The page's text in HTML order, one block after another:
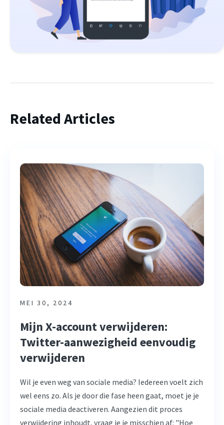
Related Articles
MEI 30, 2024
Mijn X-account verwijderen:
Twitter-aanwezigheid eenvoudig
verwijderen
Wil je even weg van sociale media? Iedereen voelt zich
wel eens zo. Als je door die fase heen gaat, moet je je
sociale media deactiveren. Aangezien dit proces
verwijdering inhoudt, vraag je je misschien af: "Hoe